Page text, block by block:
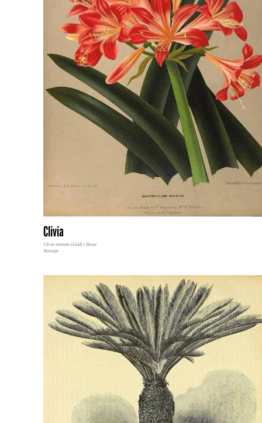
Clivia
Clivia miniata (Lindl.) Bosse
Naranja